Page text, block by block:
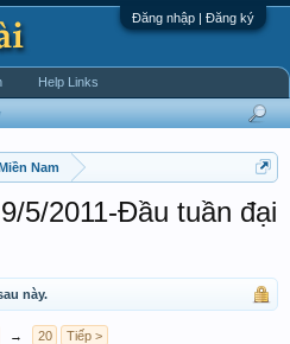
Đăng nhập | Đăng ký
Nam
5/2011-Đầu tuần đại
này.
→ 20 Tiếp >
Help Links